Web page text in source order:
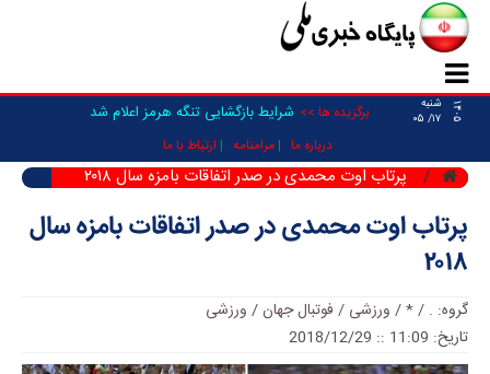
۱۴۰۵
شنبه
۱۷/ ۰۵
برگزیده ها >> شرایط بازگشایی تنگه هرمز اعلام شد
درباره ما مرامنامه ارتباط با ما
پرتاب اوت محمدی در صدر اتفاقات بامزه سال ۲۰۱۸
پرتاب اوت محمدی در صدر اتفاقات بامزه سال
۲۰۱۸
گروه: .
/
*
/ ورزشی / فوتبال جهان/ ورزشی
تاریخ: 11:09 :: 2018/12/29